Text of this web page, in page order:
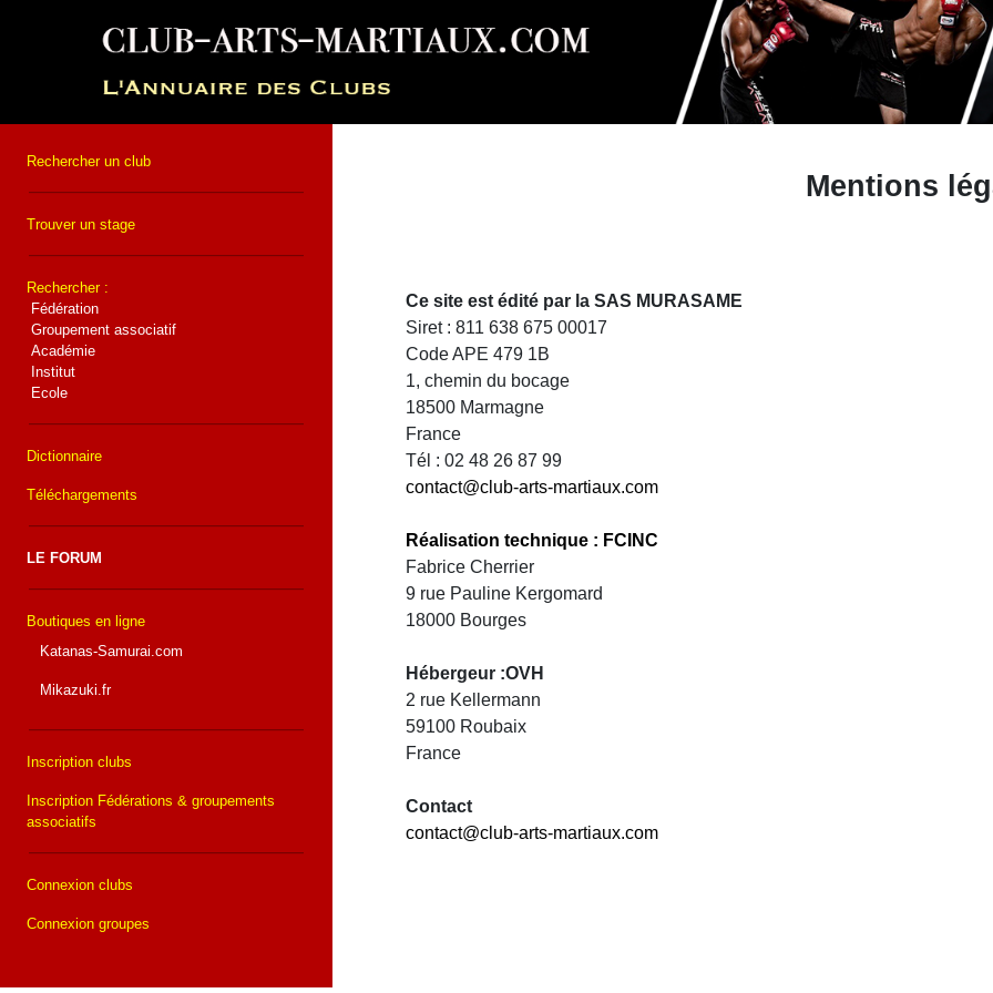
Rechercher un club
Trouver un stage
Rechercher :
Fédération
Groupement associatif
Académie
Institut
Ecole
Dictionnaire
Téléchargements
LE FORUM
Boutiques en ligne
Katanas-Samurai.com
Mikazuki.fr
Inscription clubs
Inscription Fédérations & groupements
associatifs
Connexion clubs
Connexion groupes
Mentions
Ce site est édité par la SAS MURASAME
Siret : 811 638 675 00017
Code APE 479 1B
1, chemin du bocage
18500 Marmagne
France
Tél : 02 48 26 87 99
contact@club-arts-martiaux.com
Réalisation technique : FCINC
Fabrice Cherrier
9 rue Pauline Kergomard
18000 Bourges
Hébergeur :OVH
2 rue Kellermann
59100 Roubaix
France
Contact
contact@club-arts-martiaux.com